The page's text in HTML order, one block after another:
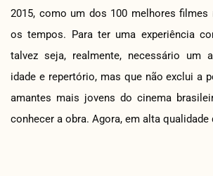
2015, como um dos 100 melhores
os tempos. Para ter uma experiência
talvez seja, realmente, necessário um
idade e repertório, mas que não exclui a
amantes mais jovens do cinema
conhecer a obra. Agora, em alta qualidade